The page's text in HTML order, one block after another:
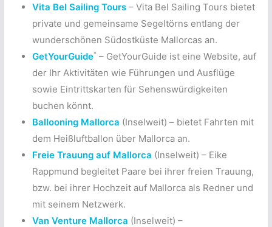
Vita Bel Sailing Tours– Vita Bel Sailing Tours bietet
private und gemeinsame Segeltörns entlang der
wunderschönen Südostküste Mallorcas an.
GetYourGuide*– GetYourGuide ist eine Website, auf
der Ihr Aktivitäten wie Führungen und Ausflüge
sowie Eintrittskarten für Sehenswürdigkeiten
buchen könnt.
Ballooning Mallorca (Inselweit) – bietet Fahrten mit
dem Heißluftballon über Mallorca an.
Freie Trauung auf Mallorca (Inselweit) – Eike
Rappmund begleitet Paare bei ihrer freien Trauung,
bzw. bei ihrer Hochzeit auf Mallorca als Redner und
mit seinem Netzwerk.
Van Venture Mallorca (Inselweit) –